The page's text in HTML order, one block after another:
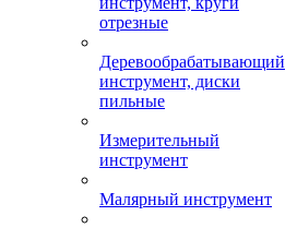
отрезные
Деревообрабатывающий
инструмент, диски
пильные
Измерительный
инструмент
Малярный инструмент